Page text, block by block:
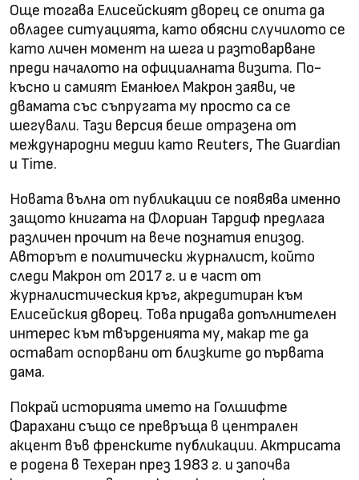
Още тогава Елисейският дворец се опита да
овладее ситуацията, като обясни случилото се
като личен момент на шега и разтоварване
преди началото на официалната визита. По-
късно и самият Еманюел Макрон заяви, че
двамата със съпругата му просто са се
шегували. Тази версия беше отразена от
международни медии като Reuters, The Guardian
и Time.
Новата вълна от публикации се появява именно
защото книгата на Флориан Тардиф предлага
различен прочит на вече познатия епизод.
Авторът е политически журналист, който
следи Макрон от 2017 г. и е част от
журналистическия кръг, акредитиран към
Елисейския дворец. Това придава допълнителен
интерес към твърденията му, макар те да
остават оспорвани от близките до първата
дама.
Покрай историята името на Голшифте
Фарахани също се превръща в централен
акцент във френските публикации. Актрисата
е родена в Техеран през 1983 г. и започва